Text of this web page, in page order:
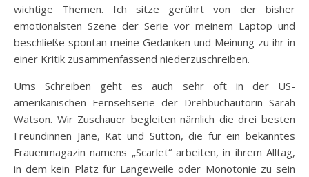
wichtige Themen. Ich sitze gerührt von der bisher
emotionalsten Szene der Serie vor meinem Laptop und
beschließe spontan meine Gedanken und Meinung zu ihr in
einer Kritik zusammenfassend niederzuschreiben.
Ums Schreiben geht es auch sehr oft in der US-
amerikanischen Fernsehserie der Drehbuchautorin Sarah
Watson. Wir Zuschauer begleiten nämlich die drei besten
Freundinnen Jane, Kat und Sutton, die für ein bekanntes
Frauenmagazin namens „Scarlet“ arbeiten, in ihrem Alltag,
in dem kein Platz für Langeweile oder Monotonie zu sein